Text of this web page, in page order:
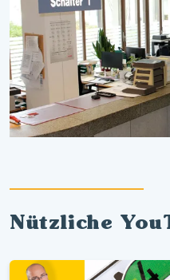
Nützliche